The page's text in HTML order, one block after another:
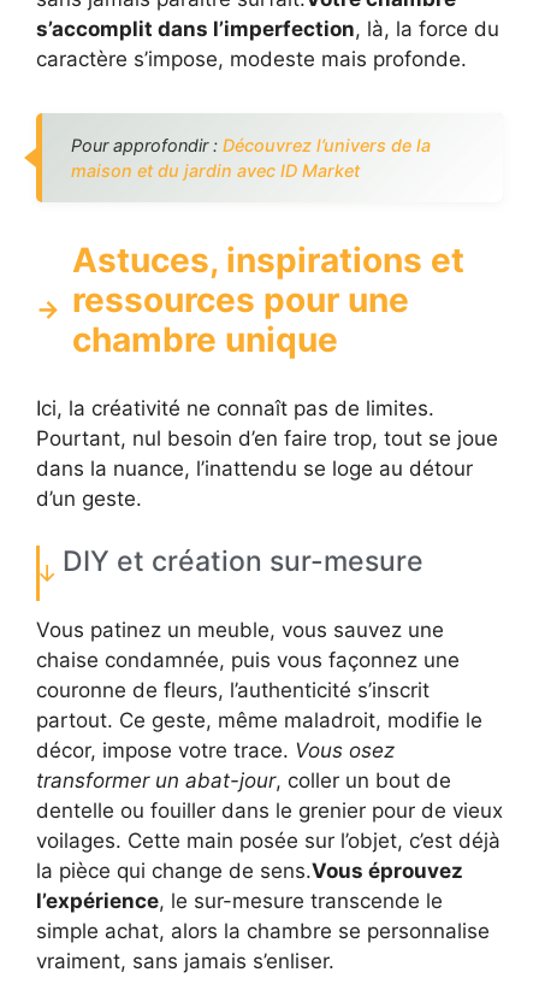
s’accomplit dans l’imperfection, là, la force du
caractère s’impose, modeste mais profonde.
Pour approfondir : Découvrez l’univers de la
maison et du jardin avec ID Market
Astuces, inspirations et
ressources pour une
chambre unique
Ici, la créativité ne connaît pas de limites.
Pourtant, nul besoin d’en faire trop, tout se joue
dans la nuance, l’inattendu se loge au détour
d’un geste.
DIY et création sur-mesure
Vous patinez un meuble, vous sauvez une
chaise condamnée, puis vous façonnez une
couronne de fleurs, l’authenticité s’inscrit
partout. Ce geste, même maladroit, modifie le
décor, impose votre trace. Vous osez
transformer un abat-jour, coller un bout de
dentelle ou fouiller dans le grenier pour de vieux
voilages. Cette main posée sur l’objet, c’est déjà
la pièce qui change de sens.Vous éprouvez
l’expérience, le sur-mesure transcende le
simple achat, alors la chambre se personnalise
vraiment, sans jamais s’enliser.